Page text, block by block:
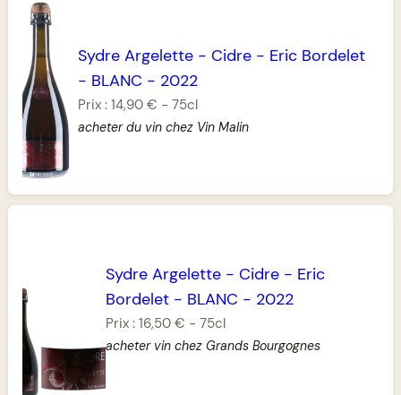
Sydre Argelette - Cidre - Eric Bordelet
- BLANC - 2022
Prix :14,90 € -75cl
acheter du vin chez Vin Malin
Sydre Argelette- Cidre- Eric
Bordelet- BLANC - 2022
Prix : 16,50 € - 75cl
acheter vin chez Grands Bourgognes